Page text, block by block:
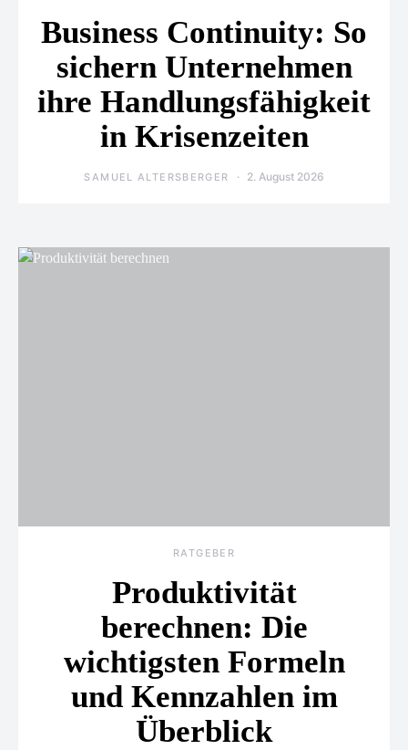
Business Continuity: So
sichern Unternehmen
ihre Handlungsfähigkeit
in Krisenzeiten
SAMUEL ALTERSBERGER 2. August 2026
RATGEBER
Produktivität
berechnen: Die
wichtigsten Formeln
und Kennzahlen im
Überblick